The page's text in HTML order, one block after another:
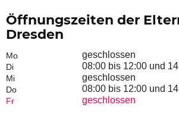
Öffnungszeiten der
Dresden
Mo geschlossen
Di 08:00 bis 12:00 und
Mi geschlossen
Do 08:00 bis 12:00 und
Fr geschlossen